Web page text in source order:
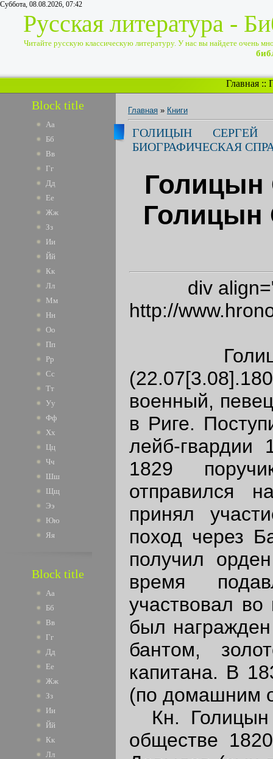
Суббота, 08.08.2026, 07:42
Русская литература -
Читайте русскую классическую литературу. У нас вы найдете очень
Главная ::
Block title
Аа
Бб
Вв
Гг
Дд
Ее
Жж
Зз
Ии
Йй
Кк
Лл
Мм
Нн
Оо
Пп
Рр
Сс
Тт
Уу
Фф
Хх
Цц
Чч
Шш
Щщ
Ээ
Юю
Яя
Block title
Аа
Бб
Вв
Гг
Дд
Ее
Жж
Зз
Ии
Йй
Кк
Лл
Главная » Книги
ГОЛИЦЫН
БИОГРАФИЧЕСКАЯ
Голицын
Голицын
div
http://
Голицын
военный,
в Риге.
лейб-гвардии
1829
отправился
принял
поход через
получил
время
участвовал
был
бантом,
капитана. В
(по домашним
Кн. Голицын
обществе